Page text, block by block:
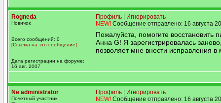
Rogneda
Новичок
Всего сообщений: 0
[Ссылка на это сообщение]
Дата регистрации на форуме:
16 авг. 2007
Профиль
Игнорировать
NEW! Сообщение отправлено: 16 августа
Пожалуйста, помогите восстановить
Анна G! Я зарегистрировалась
позволяет мне внести исправления в
Ne administrator
Почетный участник
Профиль
Игнорировать
NEW! Сообщение отправлено: 16 августа